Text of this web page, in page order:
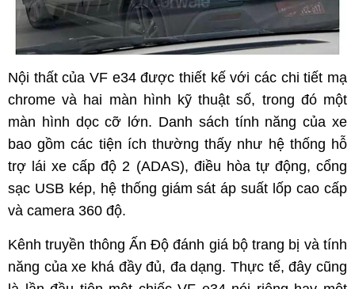
Nội thất của VF e34 được thiết kế với các chi tiết mạ
chrome và hai màn hình kỹ thuật số, trong đó một
màn hình dọc cỡ lớn. Danh sách tính năng của xe
bao gồm các tiện ích thường thấy như hệ thống hỗ
trợ lái xe cấp độ 2 (ADAS), điều hòa tự động, cổng
sạc USB kép, hệ thống giám sát áp suất lốp cao cấp
và camera 360 độ.
Kênh truyền thông Ấn Độ đánh giá bộ trang bị và tính
năng của xe khá đầy đủ, đa dạng. Thực tế, đây cũng